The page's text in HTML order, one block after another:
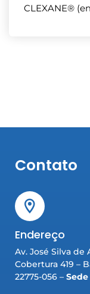
CLEXANE®
Contato
Endereço
Av. José Silva de
Cobertura 419 –
22775-056 –